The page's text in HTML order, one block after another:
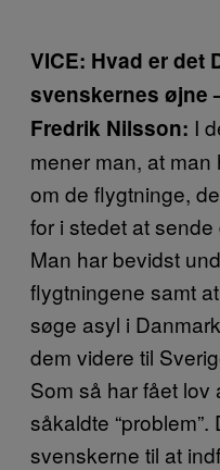
VICE: Hvad er det
svenskernes øjne
Fredrik Nilsson: I
mener man, at
om de flygtninge,
for i stedet at
Man har bevidst
flygtningene samt
søge asyl i
dem videre til
Som så har fået
såkaldte
svenskerne til at